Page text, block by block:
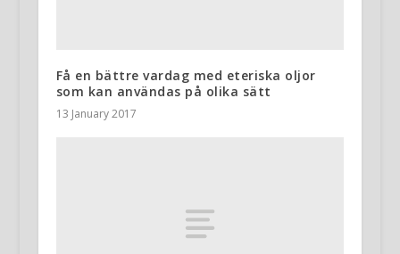
Få en bättre vardag med eteriska oljor
som kan användas på olika sätt
13 January 2017